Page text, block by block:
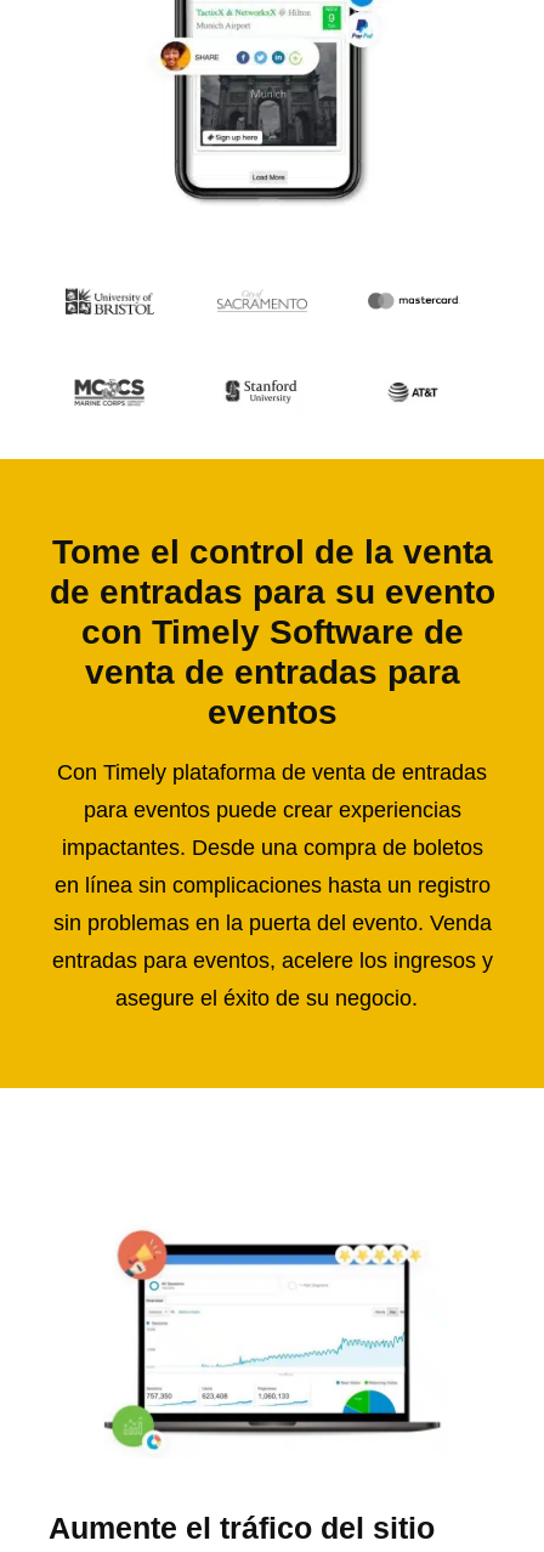
Tome el control de la venta
de entradas para su evento
con Timely Software de
venta de entradas para
eventos
Con Timely plataforma de venta de entradas
para eventos puede crear experiencias
impactantes. Desde una compra de boletos
en línea sin complicaciones hasta un registro
sin problemas en la puerta del evento. Venda
entradas para eventos, acelere los ingresos y
asegure el éxito de su negocio.
Aumente el tráfico del sitio